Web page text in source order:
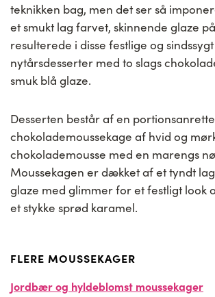
teknikken bag, men det ser så
et smukt lag farvet, skinnende glaze
resulterede i disse festlige og
nytårsdesserter med to slags
smuk blå glaze.
Desserten består af en
chokolademoussekage af hvid og
chokolademousse med en marengs
Moussekagen er dækket af et tyndt
glaze med glimmer for et festligt look
et stykke sprød karamel.
FLERE MOUSSEKAGER
Jordbær og hyldeblomst moussekager